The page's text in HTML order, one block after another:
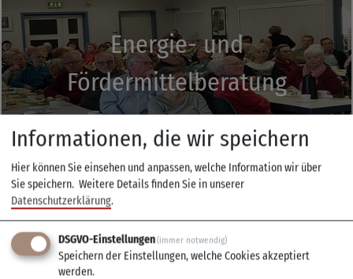
Energie- und
Fördermittelberatung
Informationen, die wir speichern
Hier können Sie einsehen und anpassen, welche Information wir über
Sie speichern. Weitere Details finden Sie in unserer
Datenschutzerklärung.
DSGVO-Einstellungen(immer notwendig)
Speichern der Einstellungen, welche Cookies akzeptiert
werden.